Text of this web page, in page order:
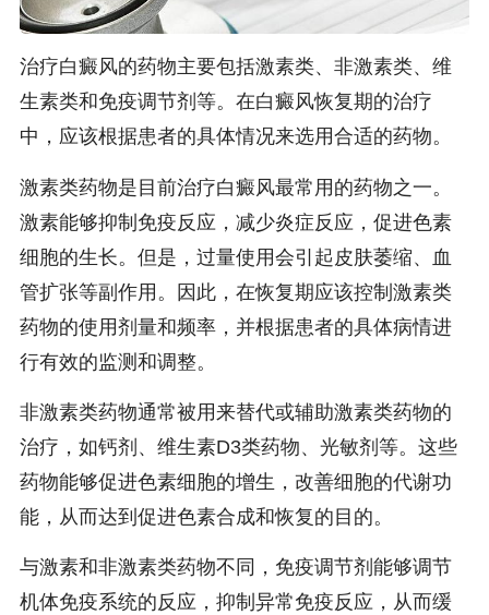
治疗白癜风的药物主要包括激素类、非激素类、维
生素类和免疫调节剂等。在白癜风恢复期的治疗
中，应该根据患者的具体情况来选用合适的药物。
激素类药物是目前治疗白癜风最常用的药物之一。
激素能够抑制免疫反应，减少炎症反应，促进色素
细胞的生长。但是，过量使用会引起皮肤萎缩、血
管扩张等副作用。因此，在恢复期应该控制激素类
药物的使用剂量和频率，并根据患者的具体病情进
行有效的监测和调整。
非激素类药物通常被用来替代或辅助激素类药物的
治疗，如钙剂、维生素D3类药物、光敏剂等。这些
药物能够促进色素细胞的增生，改善细胞的代谢功
能，从而达到促进色素合成和恢复的目的。
与激素和非激素类药物不同，免疫调节剂能够调节
机体免疫系统的反应，抑制异常免疫反应，从而缓